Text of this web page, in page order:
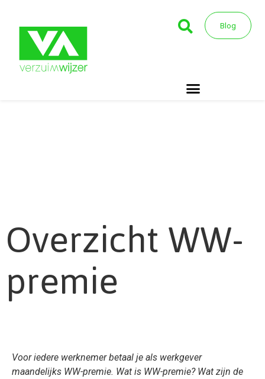
Blog
Overzicht WW-
premie
Voor iedere werknemer betaal je als werkgever
maandelijks WW-premie. Wat is WW-premie? Wat zijn de